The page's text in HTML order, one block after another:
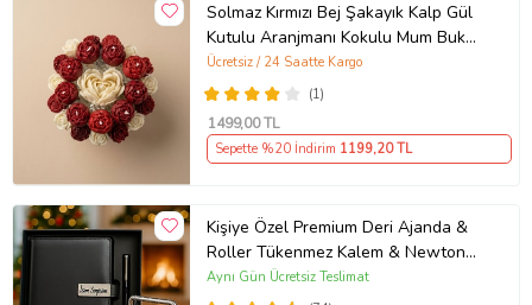
Solmaz Kırmızı Bej Şakayık Kalp Gül
Kutulu Aranjmanı Kokulu Mum Buketi
Demeti Ofis İş Sevgili Özel Nişan
Anneler Günü Hediyelik Doğum
Günü Sıradışı Farklı Ev Hediyesi
(1)
Ücretsiz / 24 Saatte Kargo
1499,00 TL
Sepette %20 İndirim 1199,20 TL
Kişiye Özel Premium Deri Ajanda &
Roller Tükenmez Kalem & Newton
Denge Topu Yeni İş Ofis Hediyesi
Aynı Gün Ücretsiz Teslimat